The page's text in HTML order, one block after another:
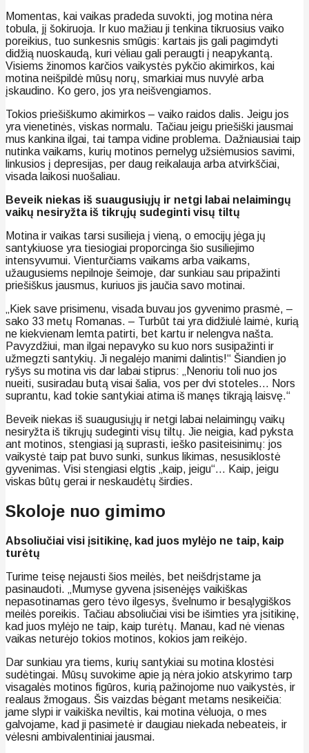
Momentas, kai vaikas pradeda suvokti, jog motina nėra
tobula, jį šokiruoja. Ir kuo mažiau ji tenkina tikruosius vaiko
poreikius, tuo sunkesnis smūgis: kartais jis gali pagimdyti
didžią nuoskaudą, kuri vėliau gali peraugti į neapykantą.
Visiems žinomos karčios vaikystės pykčio akimirkos, kai
motina neišpildė mūsų norų, smarkiai mus nuvylė arba
įskaudino. Ko gero, jos yra neišvengiamos.
Tokios priešiškumo akimirkos – vaiko raidos dalis. Jeigu jos
yra vienetinės, viskas normalu. Tačiau jeigu priešiški jausmai
mus kankina ilgai, tai tampa vidine problema. Dažniausiai taip
nutinka vaikams, kurių motinos pernelyg užsiėmusios savimi,
linkusios į depresijas, per daug reikalauja arba atvirkščiai,
visada laikosi nuošaliau.
Beveik niekas iš suaugusiųjų ir netgi labai nelaimingų
vaikų nesiryžta iš tikrųjų sudeginti visų tiltų
Motina ir vaikas tarsi susilieja į vieną, o emocijų jėga jų
santykiuose yra tiesiogiai proporcinga šio susiliejimo
intensyvumui. Vienturčiams vaikams arba vaikams,
užaugusiems nepilnoje šeimoje, dar sunkiau sau pripažinti
priešiškus jausmus, kuriuos jis jaučia savo motinai.
„Kiek save prisimenu, visada buvau jos gyvenimo prasmė, –
sako 33 metų Romanas. – Turbūt tai yra didžiulė laimė, kurią
ne kiekvienam lemta patirti, bet kartu ir nelengva našta.
Pavyzdžiui, man ilgai nepavyko su kuo nors susipažinti ir
užmegzti santykių. Ji negalėjo manimi dalintis!“ Šiandien jo
ryšys su motina vis dar labai stiprus: „Nenoriu toli nuo jos
nueiti, susiradau butą visai šalia, vos per dvi stoteles… Nors
suprantu, kad tokie santykiai atima iš manęs tikrąją laisvę.“
Beveik niekas iš suaugusiųjų ir netgi labai nelaimingų vaikų
nesiryžta iš tikrųjų sudeginti visų tiltų. Jie neigia, kad pyksta
ant motinos, stengiasi ją suprasti, ieško pasiteisinimų: jos
vaikystė taip pat buvo sunki, sunkus likimas, nesusiklostė
gyvenimas. Visi stengiasi elgtis „kaip, jeigu“… Kaip, jeigu
viskas būtų gerai ir neskaudėtų širdies.
Skoloje nuo gimimo
Absoliučiai visi įsitikinę, kad juos mylėjo ne taip, kaip
turėtų
Turime teisę nejausti šios meilės, bet neišdrįstame ja
pasinaudoti. „Mumyse gyvena įsisenėjęs vaikiškas
nepasotinamas gero tėvo ilgesys, švelnumo ir besąlygiškos
meilės poreikis. Tačiau absoliučiai visi be išimties yra įsitikinę,
kad juos mylėjo ne taip, kaip turėtų. Manau, kad nė vienas
vaikas neturėjo tokios motinos, kokios jam reikėjo.
Dar sunkiau yra tiems, kurių santykiai su motina klostėsi
sudėtingai. Mūsų suvokime apie ją nėra jokio atskyrimo tarp
visagalės motinos figūros, kurią pažinojome nuo vaikystės, ir
realaus žmogaus. Šis vaizdas bėgant metams nesikeičia:
jame slypi ir vaikiška neviltis, kai motina vėluoja, o mes
galvojame, kad ji pasimetė ir daugiau niekada nebeateis, ir
vėlesni ambivalentiniai jausmai.